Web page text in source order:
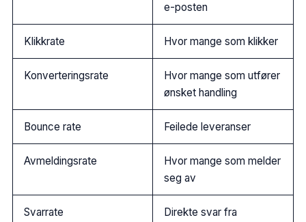
e-posten
Klikkrate Hvor mange som klikker
Konverteringsrate
Hvor mange som utfører
ønsket handling
Bounce rate Feilede leveranser
Avmeldingsrate
Hvor mange som melder
seg av
Svarrate
Direkte svar fra